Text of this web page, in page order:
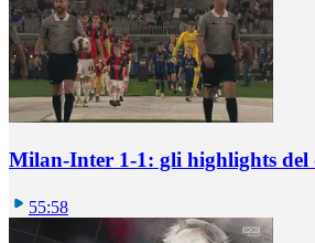
Milan-Inter 1-1: gli highlights del
55:58